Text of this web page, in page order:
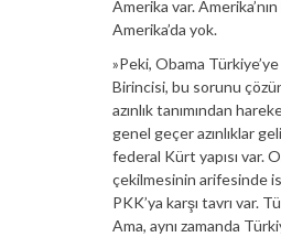
Amerika var.
Amerika’da yok.
»Peki, Obama
Birincisi, bu sorunu
azınlık tanımından
genel geçer azınlıklar
federal Kürt yapısı var.
çekilmesinin arifesinde
PKK’ya karşı tavrı var.
Ama, aynı zamanda